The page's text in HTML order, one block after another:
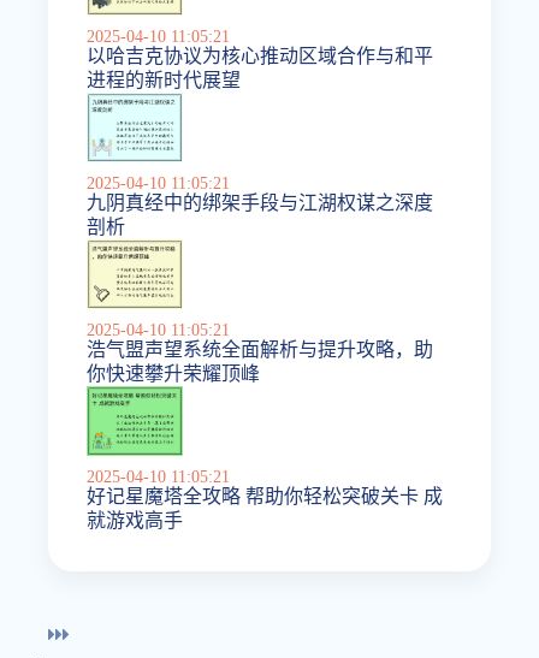
2025-04-10 11:05:21
以哈吉克协议为核心推动区域合作与和平
进程的新时代展望
2025-04-10 11:05:21
九阴真经中的绑架手段与江湖权谋之深度
剖析
2025-04-10 11:05:21
浩气盟声望系统全面解析与提升攻略，助
你快速攀升荣耀顶峰
2025-04-10 11:05:21
好记星魔塔全攻略 帮助你轻松突破关卡 成
就游戏高手